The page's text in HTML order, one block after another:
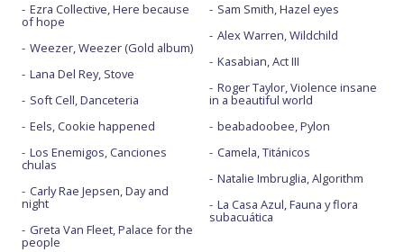
Ezra Collective, Here because
of hope
Weezer, Weezer (Gold album)
Lana Del Rey, Stove
Soft Cell, Danceteria
Eels, Cookie happened
Los Enemigos, Canciones
chulas
Carly Rae Jepsen, Day and
night
Greta Van Fleet, Palace for the
people
Sam Smith, Hazel eyes
Alex Warren, Wildchild
Kasabian, Act III
Roger Taylor, Violence insane
in a beautiful world
beabadoobee, Pylon
Camela, Titánicos
Natalie Imbruglia, Algorithm
La Casa Azul, Fauna y flora
subacuática